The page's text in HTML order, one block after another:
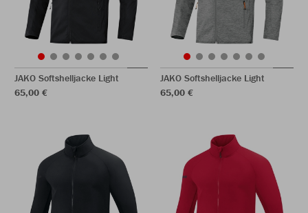
JAKO Softshelljacke Light
65,00 €
JAKO Softshelljacke Light
65,00 €